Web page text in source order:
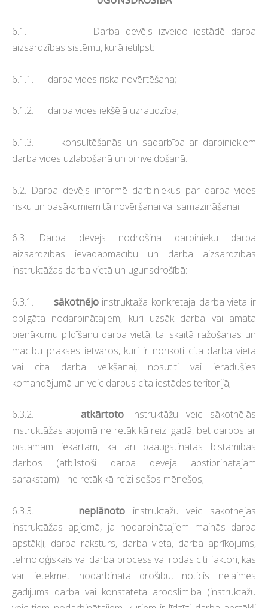
6.1. Darba devējs izveido iestādē darba
aizsardzības sistēmu, kurā ietilpst:
6.1.1. darba vides riska novērtēšana;
6.1.2. darba vides iekšējā uzraudzība;
6.1.3. konsultēšanās un sadarbība ar darbiniekiem
darba vides uzlabošanā un pilnveidošanā.
6.2. Darba devējs informē darbiniekus par darba vides
risku un pasākumiem tā novēršanai vai samazināšanai.
6.3. Darba devējs nodrošina darbinieku darba
aizsardzības ievadapmācību un darba aizsardzības
instruktāžas darba vietā un ugunsdrošībā:
6.3.1. sākotnējoinstruktāža konkrētajā darba vietā ir
obligāta nodarbinātajiem, kuri uzsāk darba vai amata
pienākumu pildīšanu darba vietā, tai skaitā ražošanas un
mācību prakses ietvaros, kuri ir norīkoti citā darba vietā
vai cita darba veikšanai, nosūtīti vai ieradušies
komandējumā un veic darbus cita iestādes teritorijā;
6.3.2.atkārtoto instruktāžu veic sākotnējās
instruktāžas apjomā ne retāk kā reizi gadā, bet darbos ar
bīstamām iekārtām, kā arī paaugstinātas bīstamības
darbos (atbilstoši darba devēja apstiprinātajam
sarakstam) - ne retāk kā reizi sešos mēnešos;
6.3.3. neplānoto instruktāžu veic sākotnējās
instruktāžas apjomā, ja nodarbinātajiem mainās darba
apstākļi, darba raksturs, darba vieta, darba aprīkojums,
tehnoloģiskais vai darba process vai rodas citi faktori, kas
var ietekmēt nodarbinātā drošību, noticis nelaimes
gadījums darbā vai konstatēta arodslimība (instruktāžu